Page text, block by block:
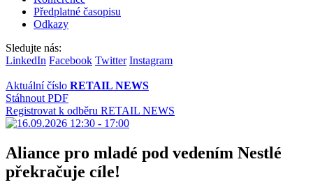
Předplatné časopisu
Odkazy
Sledujte nás:
LinkedIn Facebook Twitter Instagram
Aktuální číslo RETAIL NEWS
Stáhnout PDF
Registrovat k odběru RETAIL NEWS
Aliance pro mladé pod vedením Nestlé
překračuje cíle!